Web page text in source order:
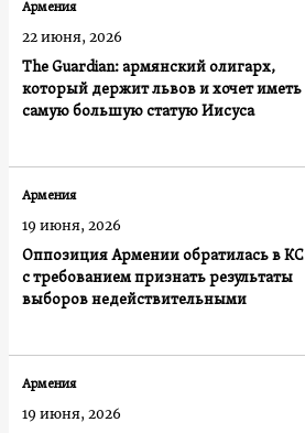
The Guardian: армянский олигарх,
который держит львов и хочет иметь
самую большую статую Иисуса
Армения
22 июня, 2026
Оппозиция Армении обратилась в КС
с требованием признать результаты
выборов недействительными
Армения
19 июня, 2026
Армения
19 июня, 2026